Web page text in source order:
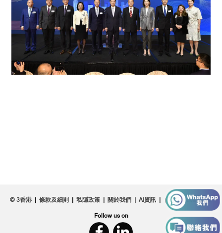
© 3香港| 條款及細則 私隱政策| 關於我們 AI資訊|
Follow us on